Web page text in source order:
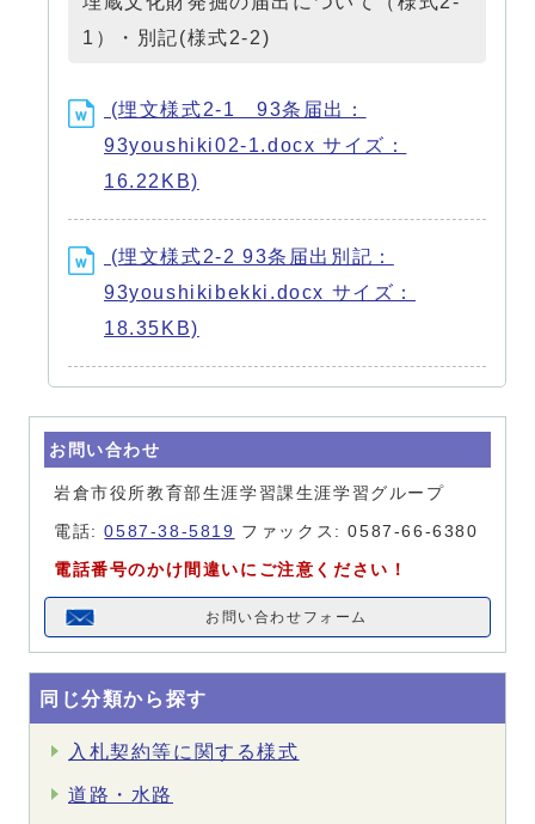
1）・別記(様式2-2)
(埋文様式2-1 93条届出：
93youshiki02-1.docx サイズ：
16.22KB)
(埋文様式2-2 93条届出別記：
93youshikibekki.docx サイズ：
18.35KB)
お問い合わせ
岩倉市役所教育部生涯学習課生涯学習グループ
電話:0587-38-5819 ファックス: 0587-66-6380
電話番号のかけ間違いにご注意ください！
お問い合わせフォーム
同じ分類から探す
入札契約等に関する様式
道路・水路